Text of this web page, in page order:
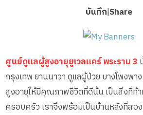
บันทึก|Share
ศูนย์ดูแลผู้สูงอายุยูเวลแคร์ พระราม 3
กรุงเทพ ยานนาวา ดูแลผู้ป่วย บางโพงพา
สูงอายุให้มีคุณภาพชีวิตที่ดีนั้น เป็นสิ่งที่ท้า
ครอบครัว เราจึงพร้อมเป็นบ้านหลังที่สอ